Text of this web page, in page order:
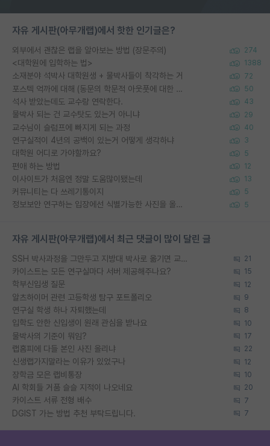
자유 게시판(아무개랩)에서 핫한 인기글은?
외부에서 괜찮은 랩을 알아보는 방법 (장문주의) 274
<대학원에 입학하는 법> 1388
소재분야 석박사 대학원생 + 물박사들이 착각하는 거 72
포스텍 억까에 대해 (동문의 학문적 아웃풋에 대한 반박) 50
석사 받았는데도 교수랑 연락한다. 43
물박사 되는 건 교수탓도 있는거 아니냐 29
교수님이 슬럼프에 빠지게 되는 과정 40
연구실적이 4년의 공백이 있는거 어떻게 생각하냐 3
대학원 어디로 가야할까요? 5
편애 하는 방법 12
이사이트가 처음엔 정말 도움많이됐는데 13
커뮤니티는 다 쓰레기통이지 5
정보보안 연구하는 입장에선 식별가능한 사진을 올리는건 비추이긴함 5
자유 게시판(아무개랩)에서 최근 댓글이 많이 달린 글
SSH 박사과정을 그만두고 지방대 박사로 옮기면 교수의 꿈은 끝일까요? 21
카이스트는 모든 연구실마다 서버 제공해주나요? 15
학부신입생 질문 12
알츠하이머 관련 고등학생 탐구 포트폴리오 9
연구실 학생 하나 자퇴했는데 8
입학도 안한 신입생이 원래 관심을 받나요 10
물박사의 기준이 뭐임? 17
랩홈피에 다들 본인 사진 올리냐 22
신생랩가지말라는 이유가 있었구나 12
장학금 모은 랩비통장 10
AI 학회들 거품 슬슬 지적이 나오네요 20
카이스트 서류 전형 배수 7
DGIST 가는 방법 추천 부탁드립니다. 7